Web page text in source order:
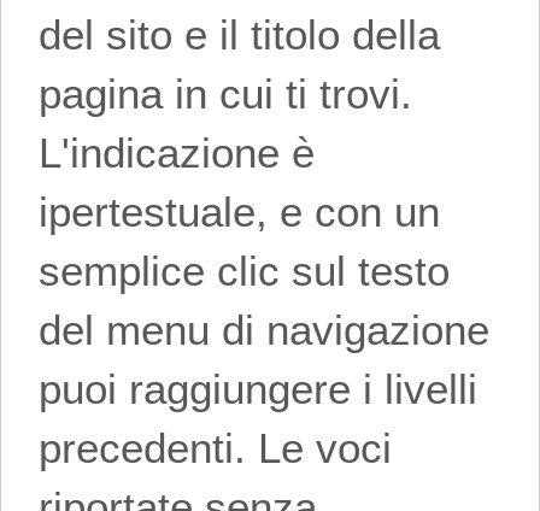
del sito e il titolo della
pagina in cui ti trovi.
L'indicazione è
ipertestuale, e con un
semplice clic sul testo
del menu di navigazione
puoi raggiungere i livelli
precedenti. Le voci